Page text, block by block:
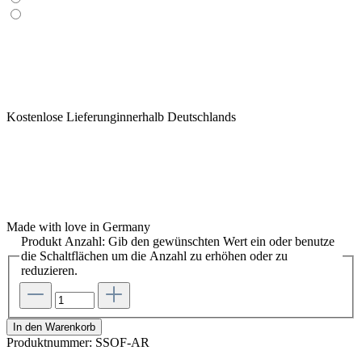
Kostenlose Lieferunginnerhalb Deutschlands
Made with love in Germany
Produkt Anzahl: Gib den gewünschten Wert ein oder benutze
die Schaltflächen um die Anzahl zu erhöhen oder zu
reduzieren.
In den Warenkorb
Produktnummer: SSOF-AR